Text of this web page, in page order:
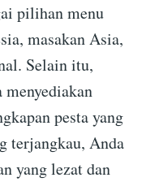
pilihan menu
masakan Asia,
Selain itu,
pesta yang
terjangkau, Anda
yang lezat dan